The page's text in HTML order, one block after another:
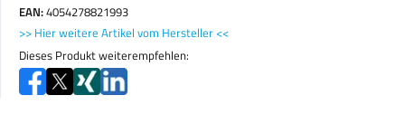
EAN:4054278821993
>> Hier weitere Artikel vom Hersteller <<
Dieses Produkt weiterempfehlen: